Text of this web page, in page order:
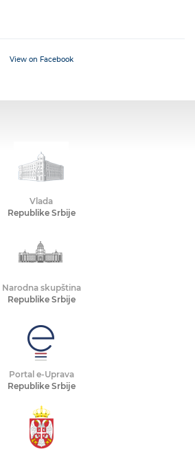
View on Facebook
Vlada
Republike Srbije
Narodna skupština
Republike Srbije
Portal e-Uprava
Republike Srbije